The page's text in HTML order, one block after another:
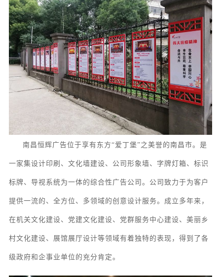
南昌恒辉广告位于享有东方“爱丁堡”之美誉的南昌市。 是
一家集设计印刷、 文化墙建设、 公司形象墙、字牌灯箱、 标识
标牌、 导视系统为一体的综合性广告公司。 公司致力于为客户
提供一流的、全方位、多领域的创意设计服务。成立多年来，
在机关文化建设、党建文化建设、党群服务中心建设、美丽乡
村文化建设、展馆展厅设计等领域有着独特的表现，得到了各
级政府和企事业单位的充分肯定。